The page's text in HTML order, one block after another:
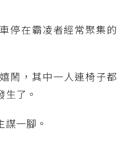
停在霸凌者經常聚集的
鬧，其中一人連椅子都
了。
一腳。